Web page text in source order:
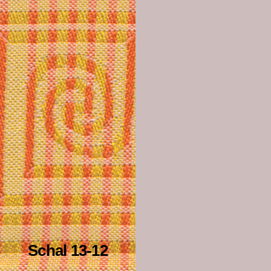
Schal 13-12